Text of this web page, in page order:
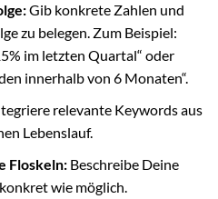
Gib konkrete Zahlen und
zu belegen. Zum Beispiel:
im letzten Quartal“ oder
innerhalb von 6 Monaten“.
relevante Keywords aus
Lebenslauf.
Floskeln:Beschreibe Deine
wie möglich.